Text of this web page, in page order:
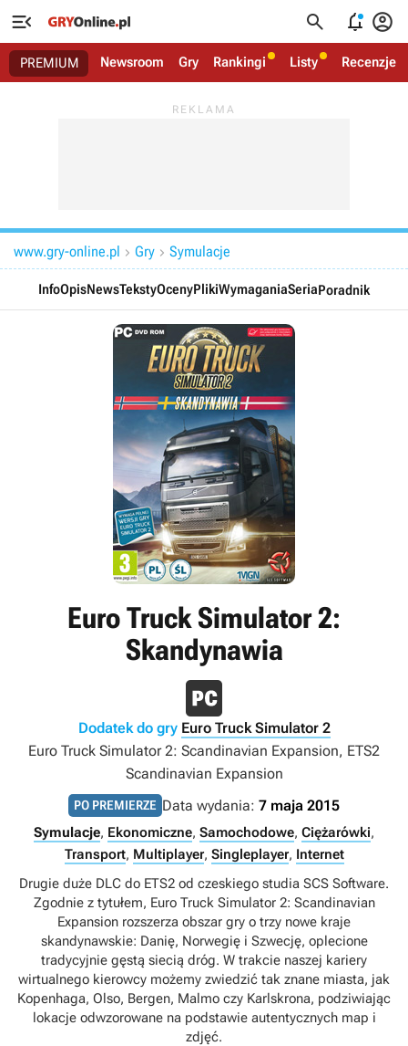
   
PREMIUM Newsroom Gry Rankingi Listy Recenzje
www.gry-online.pl  Gry  Symulacje
InfoOpisNewsTekstyOcenyPlikiWymaganiaSeriaPoradnik
Euro Truck Simulator 2:
Skandynawia
Dodatek do gry Euro Truck Simulator 2
Euro Truck Simulator 2: Scandinavian Expansion, ETS2
Scandinavian Expansion
PO PREMIERZE Data wydania: 7 maja 2015
Symulacje, Ekonomiczne, Samochodowe, Ciężarówki,
Transport, Multiplayer, Singleplayer, Internet
Drugie duże DLC do ETS2 od czeskiego studia SCS Software.
Zgodnie z tytułem, Euro Truck Simulator 2: Scandinavian
Expansion rozszerza obszar gry o trzy nowe kraje
skandynawskie: Danię, Norwegię i Szwecję, oplecione
tradycyjnie gęstą siecią dróg. W trakcie naszej kariery
wirtualnego kierowcy możemy zwiedzić tak znane miasta, jak
Kopenhaga, Olso, Bergen, Malmo czy Karlskrona, podziwiając
lokacje odwzorowane na podstawie autentycznych map i
zdjęć.